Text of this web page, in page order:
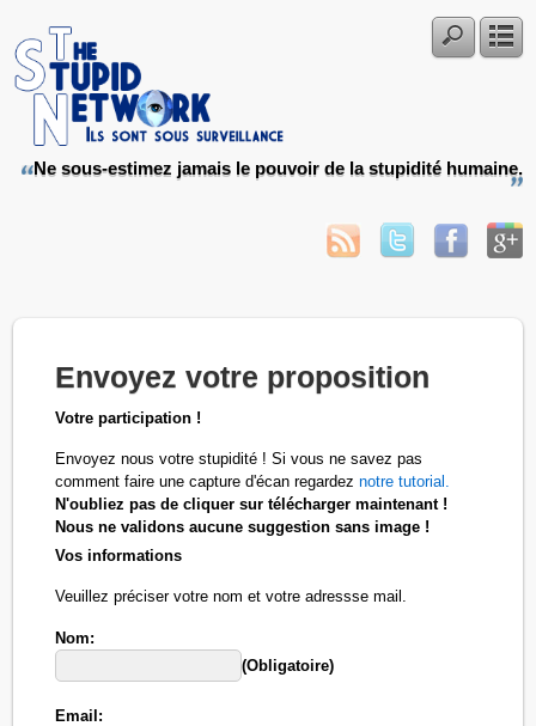
Ne sous-estimez jamais le pouvoir de la stupidité humaine.
Envoyez votre proposition
Votre participation !
Envoyez nous votre stupidité ! Si vous ne savez pas
comment faire une capture d'écan regardeznotre tutorial.
N'oubliez pas de cliquer sur télécharger maintenant !
Nous ne validons aucune suggestion sans image !
Vos informations
Veuillez préciser votre nom et votre adressse mail.
Nom:
(Obligatoire)
Email: